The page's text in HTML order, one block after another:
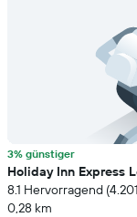
3% günstiger
Holiday Inn Express
8.1 Hervorragend
0,28 km